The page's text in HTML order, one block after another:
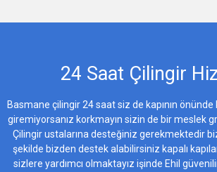
24 Saat Çilingir
Basmane çilingir 24 saat siz de kapının önünde
giremiyorsanız korkmayın sizin de bir meslek
Çilingir ustalarına desteğiniz gerekmektedir
şekilde bizden destek alabilirsiniz kapalı
sizlere yardımcı olmaktayız işinde Ehil